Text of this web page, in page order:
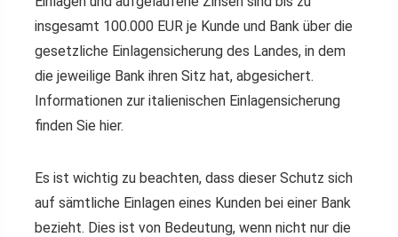
insgesamt 100.000 EUR je Kunde und Bank über die
gesetzliche Einlagensicherung des Landes, in dem
die jeweilige Bank ihren Sitz hat, abgesichert.
Informationen zur italienischen Einlagensicherung
finden Sie hier.
Es ist wichtig zu beachten, dass dieser Schutz sich
auf sämtliche Einlagen eines Kunden bei einer Bank
bezieht. Dies ist von Bedeutung, wenn nicht nur die